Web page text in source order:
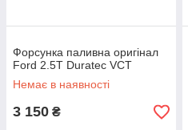
Форсунка паливна оригінал
Ford 2.5T Duratec VCT
Немає в наявності
3 150 ₴